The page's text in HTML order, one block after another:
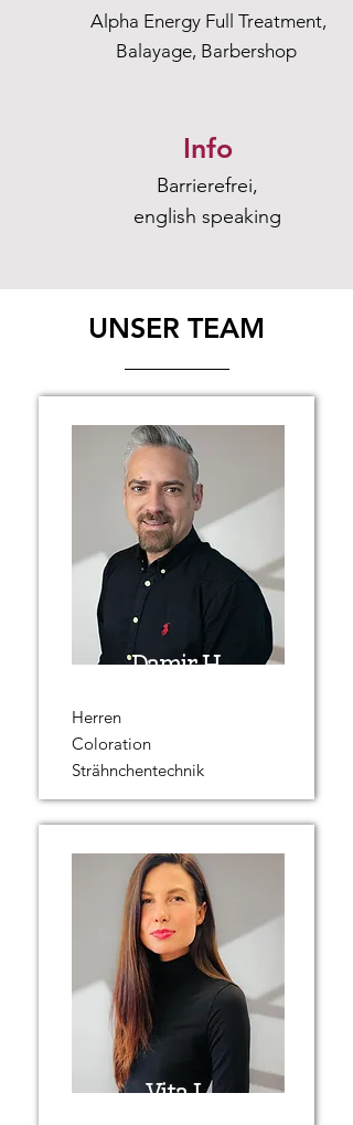
Alpha Energy Full Treatment,
Balayage, Barbershop
Info
Barrierefrei,
english speaking
UNSER TEAM
Damir H.
Herren
Coloration
Strähnchentechnik
Vita L.